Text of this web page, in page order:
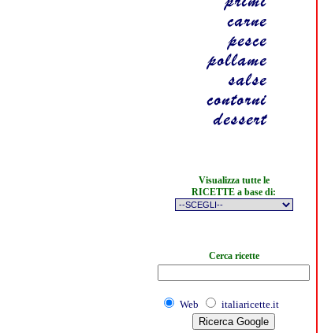
Visualizza tutte le
RICETTE a base di:
Cerca ricette
Web italiaricette.it